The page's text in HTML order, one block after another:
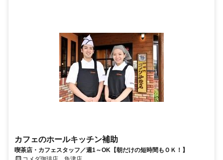
カフェのホールキッチン補助
喫茶店・カフェスタッフ／週1～OK【朝だけの短時間もＯＫ！】